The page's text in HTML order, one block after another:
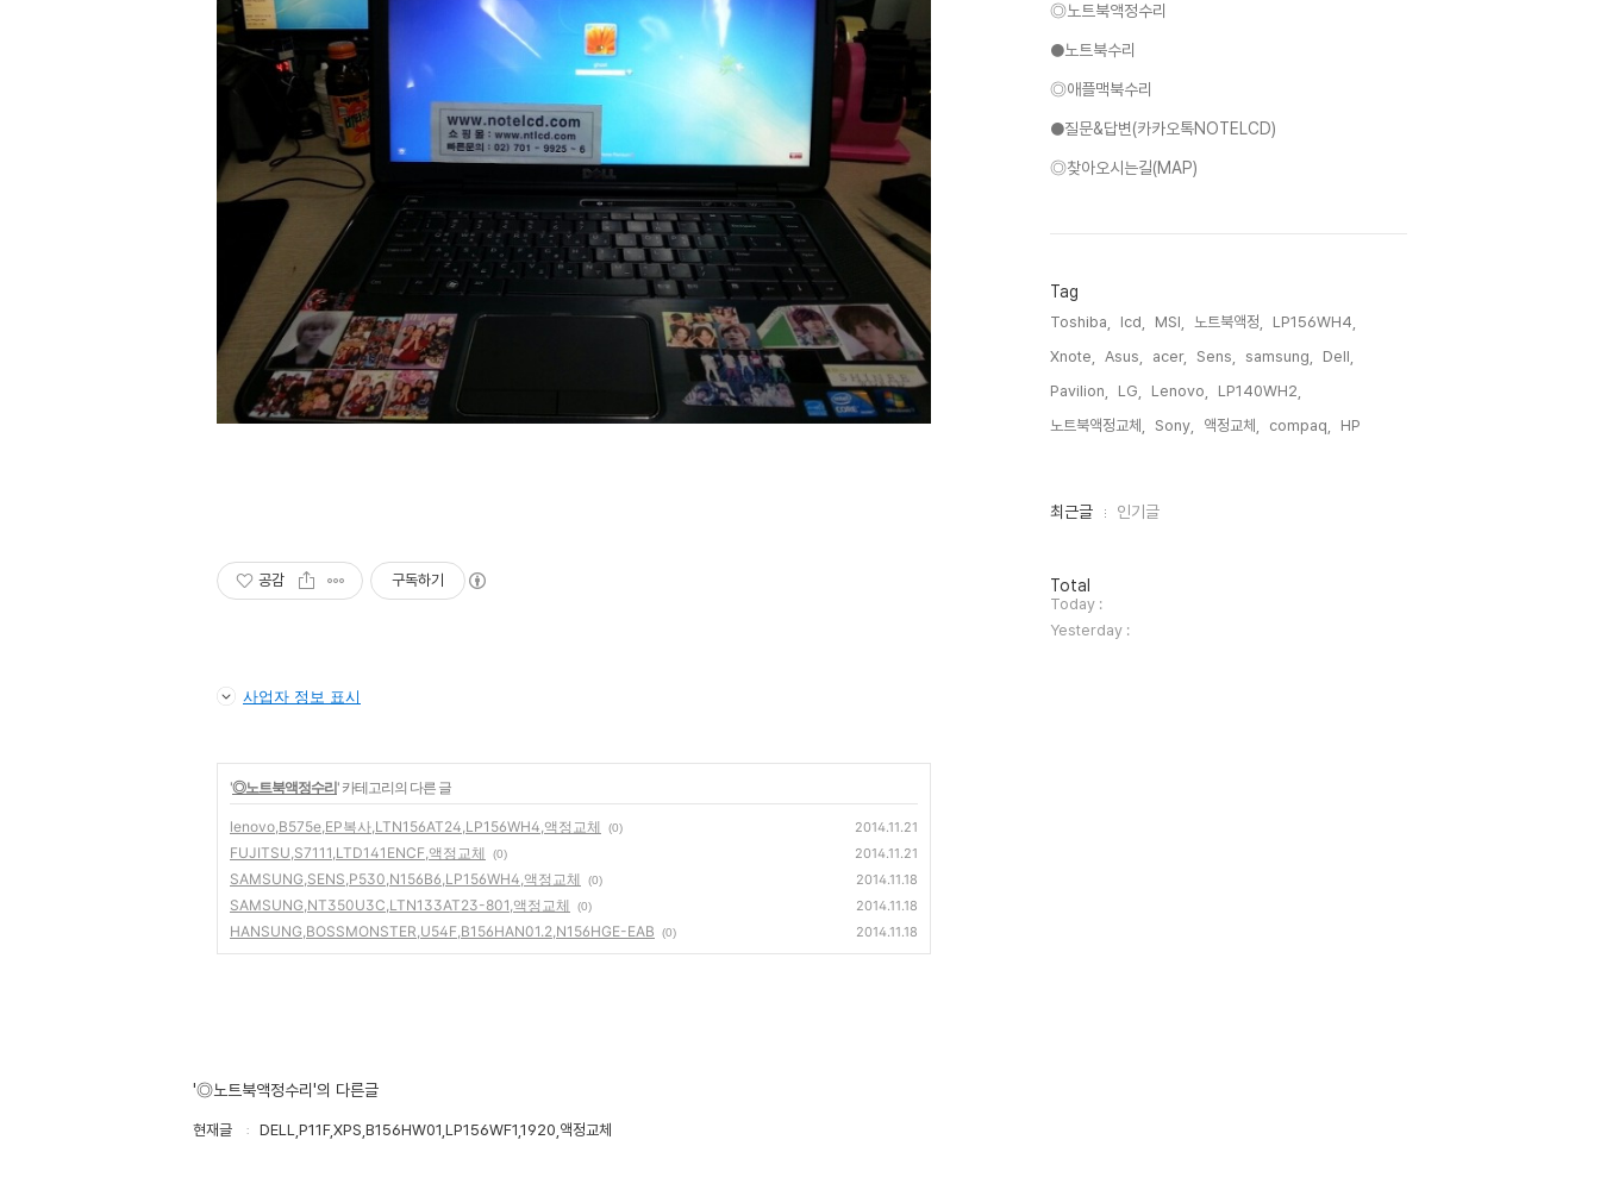
공감 구독하기
사업자 정보 표시
'◎노트북액정수리' 카테고리의 다른 글
lenovo,B575e,EP복사,LTN156AT24,LP156WH4,액정교체 (0) 2014.11.21
FUJITSU,S7111,LTD141ENCF,액정교체 (0) 2014.11.21
SAMSUNG,SENS,P530,N156B6,LP156WH4,액정교체 (0) 2014.11.18
SAMSUNG,NT350U3C,LTN133AT23-801,액정교체 (0) 2014.11.18
HANSUNG,BOSSMONSTER,U54F,B156HAN01.2,N156HGE-EAB (0) 2014.11.18
'◎노트북액정수리'의 다른글
현재글 DELL,P11F,XPS,B156HW01,LP156WF1,1920,액정교체
◎노트북액정수리
●노트북수리
◎애플맥북수리
●질문&답변(카카오톡NOTELCD)
◎찾아오시는길(MAP)
Tag
Toshiba, lcd, MSI, 노트북액정,
LP156WH4,
Xnote,
Asus, acer, Sens, samsung,
Dell,
Pavilion,
LG, Lenovo,
LP140WH2,
노트북액정교체,
Sony, 액정교체, compaq, HP,
최
인
기
글
최근글 인기글
방
문
자
수
Total
Today :
Yesterday :